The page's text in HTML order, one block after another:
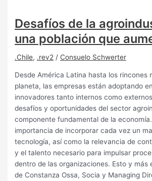
Desafíos de la
una población que
.Chile, .rev2 / Consuelo Schwerter
Desde América Latina hasta los rincones
planeta, las empresas están adoptando
innovadores tanto internos como
desafíos y oportunidades del sector
componente fundamental de la
importancia de incorporar cada vez un
tecnología, así como la relevancia de
y el talento necesario para impulsar
dentro de las organizaciones. Esto y más
de Constanza Ossa, Socia y Managing